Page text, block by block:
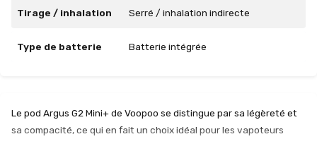
Tirage / inhalation Serré / inhalation indirecte
Type de batterie Batterie intégrée
Le pod Argus G2 Mini+ de Voopoo se distingue par sa légèreté et
sa compacité, ce qui en fait un choix idéal pour les vapoteurs